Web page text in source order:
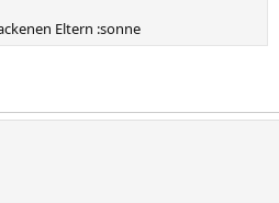
Eltern :sonne